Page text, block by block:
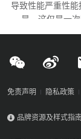
导致性能严重性能
是，这仅是一
免责声明 隐私政策
品牌资源及样式指